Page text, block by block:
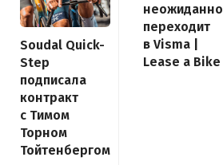
Soudal Quick-
Step
подписала
контракт
с Тимом
Торном
Тойтенбергом
неожиданно
переходит
в Visma |
Lease a Bike